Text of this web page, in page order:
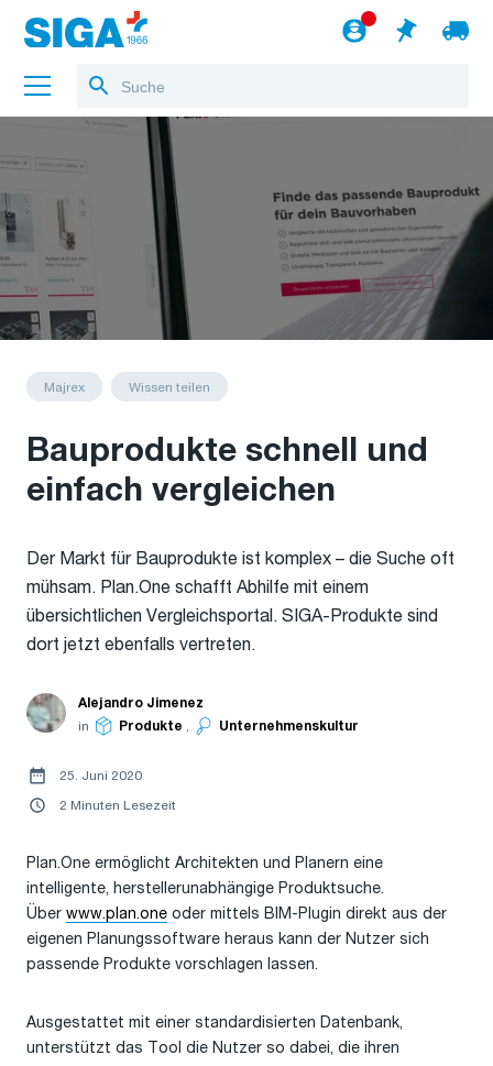
Referenzen
Jobs
Blog
Majrex Wissen teilen
Bauprodukte schnell und
einfach vergleichen
Der Markt für Bauprodukte ist komplex – die Suche oft
mühsam. Plan.One schafft Abhilfe mit einem
übersichtlichen Vergleichsportal. SIGA-Produkte sind
dort jetzt ebenfalls vertreten.
Alejandro Jimenez
in
Produkte , Unternehmenskultur
25. Juni 2020
2 Minuten Lesezeit
Plan.One ermöglicht Architekten und Planern eine
intelligente, herstellerunabhängige Produktsuche.
Über www.plan.one oder mittels BIM-Plugin direkt aus der
eigenen Planungssoftware heraus kann der Nutzer sich
passende Produkte vorschlagen lassen.
Ausgestattet mit einer standardisierten Datenbank,
unterstützt das Tool die Nutzer so dabei, die ihren